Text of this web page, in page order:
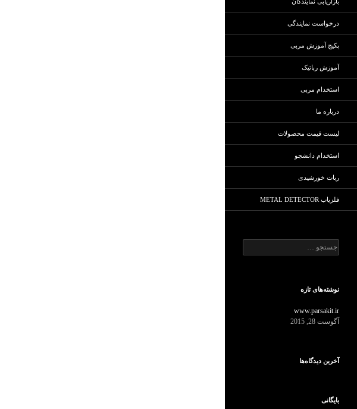
درخواست نمایندگی
پکیج آموزش مربی
آموزش رباتیک
استخدام مربی
درباره ما
لیست قیمت محصولات
استخدام دانشجو
ربات خورشیدی
فلزیاب METAL DETECTOR
ج
س
و
ر
ا
نوشته‌های تازه
www.parsakit.ir
آگوست 28, 2015
آخرین دیدگاه‌ها
بایگانی